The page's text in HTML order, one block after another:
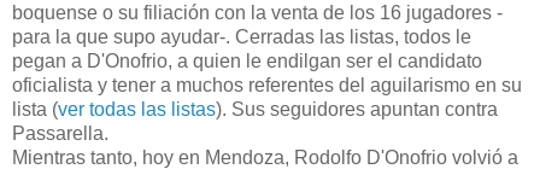
boquense o su filiación con la venta de los 16 jugadores -
para la que supo ayudar-. Cerradas las listas, todos le
pegan a D'Onofrio, a quien le endilgan ser el candidato
oficialista y tener a muchos referentes del aguilarismo en su
lista (ver todas las listas). Sus seguidores apuntan contra
Passarella.
Mientras tanto, hoy en Mendoza, Rodolfo D'Onofrio volvió a